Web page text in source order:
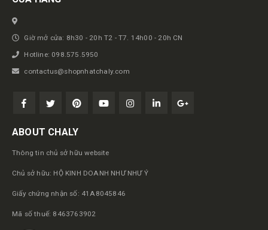
Giờ mở cửa: 8h30 - 20h T2 - T7. 14h00 - 20h CN
Hotline: 098.575.5950
contactus@shopnhatchaly.com
ABOUT CHALY
Thông tin chủ sở hữu website
Chủ sở hữu: HỘ KINH DOANH NHƯ NHƯ Ý
Giấy chứng nhận số: 41A8045846
Mã số thuế: 8463763902